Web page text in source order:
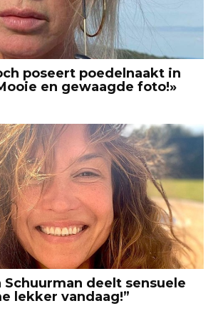
poseert poedelnaakt in
en gewaagde foto!»
deelt sensuele
lekker vandaag!”